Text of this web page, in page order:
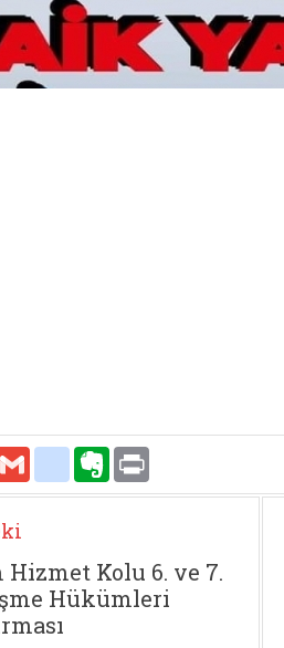
Gmail deliciousEvernote
Kolu 6. ve 7.
Hükümleri